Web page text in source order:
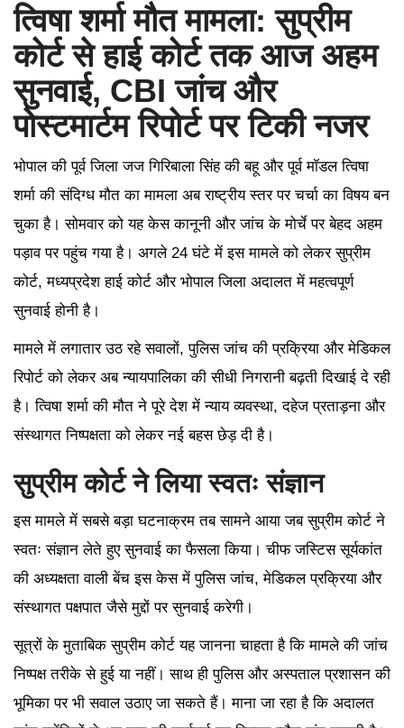
त्विषा शर्मा मौत मामला: सुप्रीम
कोर्ट से हाई कोर्ट तक आज अहम
सुनवाई, CBI जांच और
पोस्टमार्टम रिपोर्ट पर टिकी नजर
भोपाल की पूर्व जिला जज गिरिबाला सिंह की बहू और पूर्व मॉडल त्विषा
शर्मा की संदिग्ध मौत का मामला अब राष्ट्रीय स्तर पर चर्चा का विषय बन
चुका है। सोमवार को यह केस कानूनी और जांच के मोर्चे पर बेहद अहम
पड़ाव पर पहुंच गया है। अगले 24 घंटे में इस मामले को लेकर सुप्रीम
कोर्ट, मध्यप्रदेश हाई कोर्ट और भोपाल जिला अदालत में महत्वपूर्ण
सुनवाई होनी है।
मामले में लगातार उठ रहे सवालों, पुलिस जांच की प्रक्रिया और मेडिकल
रिपोर्ट को लेकर अब न्यायपालिका की सीधी निगरानी बढ़ती दिखाई दे रही
है। त्विषा शर्मा की मौत ने पूरे देश में न्याय व्यवस्था, दहेज प्रताड़ना और
संस्थागत निष्पक्षता को लेकर नई बहस छेड़ दी है।
सुप्रीम कोर्ट ने लिया स्वतः संज्ञान
इस मामले में सबसे बड़ा घटनाक्रम तब सामने आया जब सुप्रीम कोर्ट ने
स्वतः संज्ञान लेते हुए सुनवाई का फैसला किया। चीफ जस्टिस सूर्यकांत
की अध्यक्षता वाली बेंच इस केस में पुलिस जांच, मेडिकल प्रक्रिया और
संस्थागत पक्षपात जैसे मुद्दों पर सुनवाई करेगी।
सूत्रों के मुताबिक सुप्रीम कोर्ट यह जानना चाहता है कि मामले की जांच
निष्पक्ष तरीके से हुई या नहीं। साथ ही पुलिस और अस्पताल प्रशासन की
भूमिका पर भी सवाल उठाए जा सकते हैं। माना जा रहा है कि अदालत